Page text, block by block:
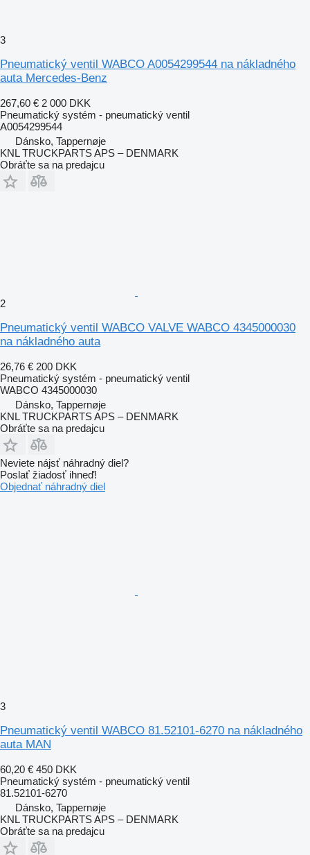
3
Pneumatický ventil WABCO A0054299544 na nákladného
auta Mercedes-Benz
267,60 € 2 000 DKK
Pneumatický systém - pneumatický ventil
A0054299544
Dánsko, Tappernøje
KNL TRUCKPARTS APS – DENMARK
Obráťte sa na predajcu
2
Pneumatický ventil WABCO VALVE WABCO 4345000030
na nákladného auta
26,76 € 200 DKK
Pneumatický systém - pneumatický ventil
WABCO 4345000030
Dánsko, Tappernøje
KNL TRUCKPARTS APS – DENMARK
Obráťte sa na predajcu
Neviete nájsť náhradný diel?
Poslať žiadosť ihneď!
Objednať náhradný diel
3
Pneumatický ventil WABCO 81.52101-6270 na nákladného
auta MAN
60,20 € 450 DKK
Pneumatický systém - pneumatický ventil
81.52101-6270
Dánsko, Tappernøje
KNL TRUCKPARTS APS – DENMARK
Obráťte sa na predajcu